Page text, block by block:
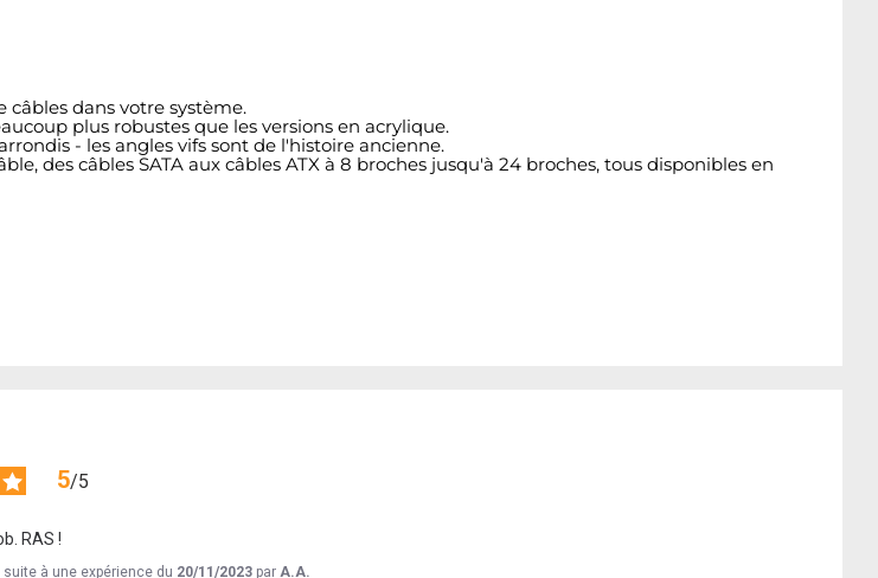
dans votre système.
plus robustes que les versions en acrylique.
- les angles vifs sont de l'histoire ancienne.
des câbles SATA aux câbles ATX à 8 broches jusqu'à 24 broches, tous disponibles en
5/5
RAS !
suite à une expérience du 20/11/2023 parA.A.